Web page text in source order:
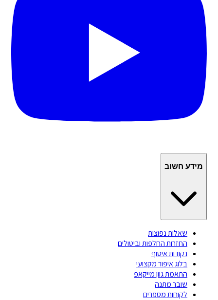
מידע חשוב
שאלות נפוצות
החזרות החלפות וביטולים
נקודות איסוף
בלוג איפור מקצועי
התאמת גוון מייקאפ
שובר מתנה
לקוחות מספרים